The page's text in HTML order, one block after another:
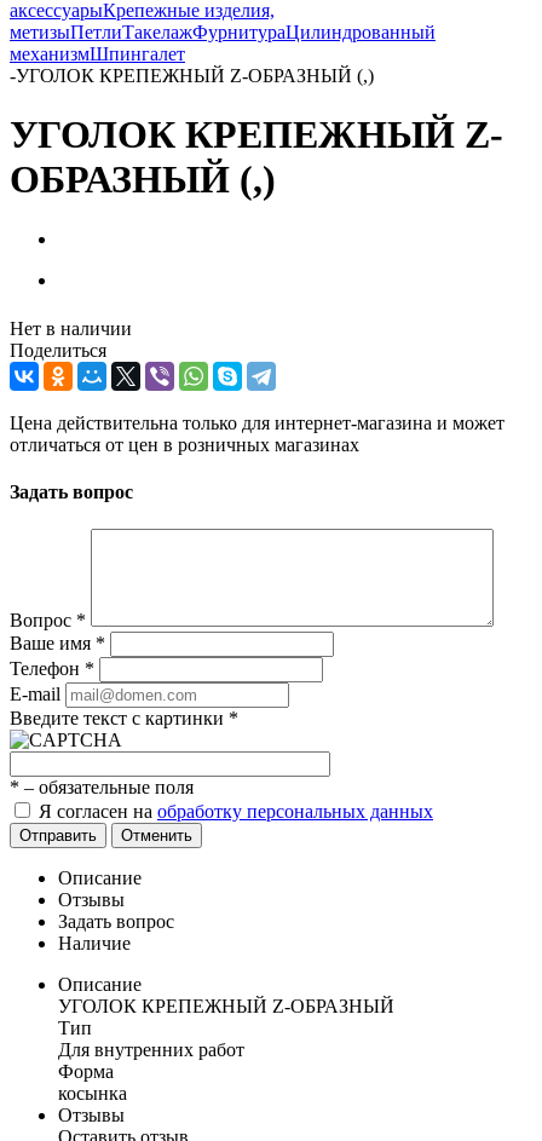
аксессуарыКрепежные изделия,
метизыПетлиТакелажФурнитураЦилиндрованный
механизмШпингалет
-УГОЛОК КРЕПЕЖНЫЙ Z-ОБРАЗНЫЙ (,)
УГОЛОК КРЕПЕЖНЫЙ Z-
ОБРАЗНЫЙ (,)
Нет в наличии
Поделиться
Цена действительна только для интернет-магазина и может
отличаться от цен в розничных магазинах
Задать вопрос
Вопрос *
Ваше имя *
Телефон *
E-mail
Введите текст с картинки *
* – обязательные поля
Я согласен на обработку персональных данных
Отправить Отменить
Описание
Отзывы
Задать вопрос
Наличие
Описание
УГОЛОК КРЕПЕЖНЫЙ Z-ОБРАЗНЫЙ
Тип
Для внутренних работ
Форма
косынка
Отзывы